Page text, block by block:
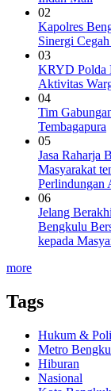
02
Kapolres
Sinergi
03
KRYD Polda
Aktivitas
04
Tim
Tembagapura
05
Jasa Raharja
Masyarakat
Perlindungan
06
Jelang
Bengkulu
kepada
more
Tags
Hukum &
Metro
Hiburan
Nasional